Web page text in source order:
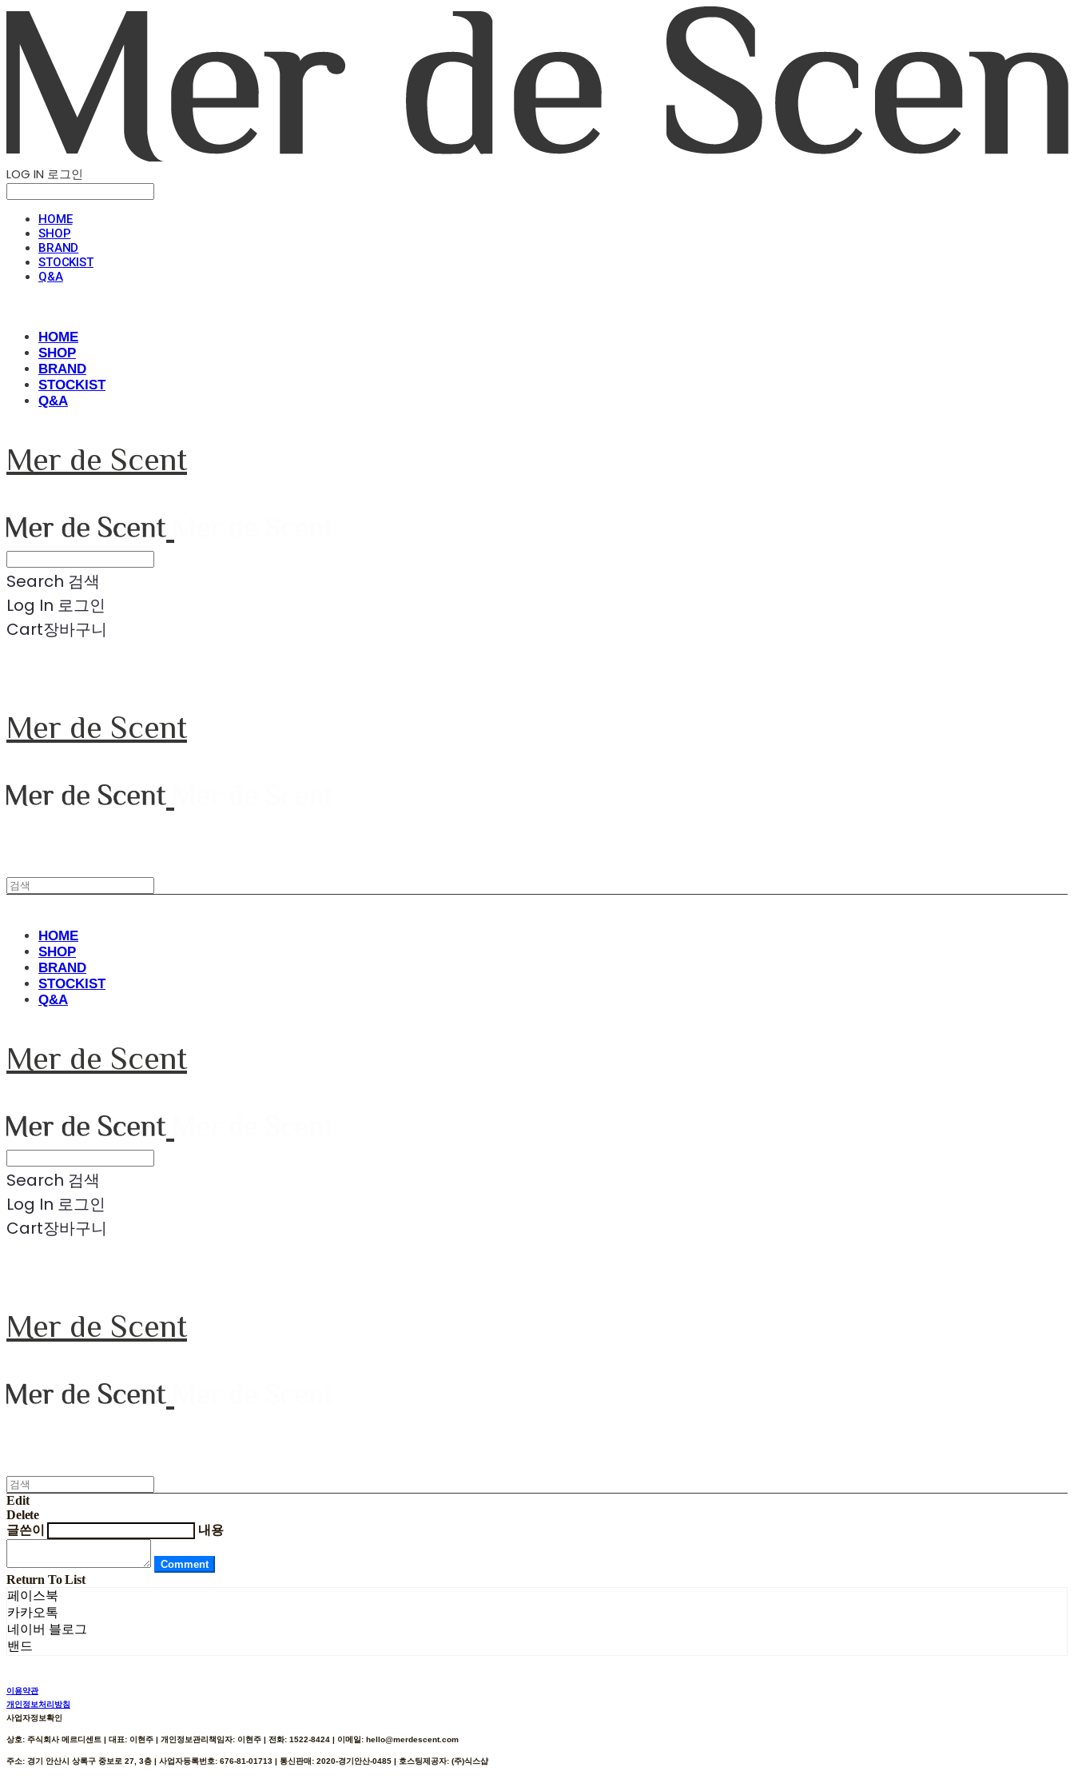
LOG IN 로그인
HOME
SHOP
BRAND
STOCKIST
Q&A
HOME
SHOP
BRAND
STOCKIST
Q&A
Mer de Scent
Search 검색
Log In 로그인
Cart장바구니
Mer de Scent
HOME
SHOP
BRAND
STOCKIST
Q&A
Mer de Scent
Search 검색
Log In 로그인
Cart장바구니
Mer de Scent
Edit
Delete
글쓴이
내용
Comment
Return To List
페이스북
카카오톡
네이버 블로그
밴드
이용약관
개인정보처리방침
사업자정보확인
상호: 주식회사 메르디센트 | 대표: 이현주 | 개인정보관리책임자: 이현주 | 전화: 1522-8424 | 이메일: hello@merdescent.com
주소: 경기 안산시 상록구 중보로 27, 3층 | 사업자등록번호: 676-81-01713 | 통신판매: 2020-경기안산-0485 | 호스팅제공자: (주)식스샵